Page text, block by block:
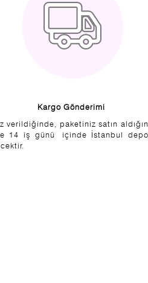
Kargo Gönderimi
verildiğinde, paketiniz satın
14 iş günü içinde İstanbul